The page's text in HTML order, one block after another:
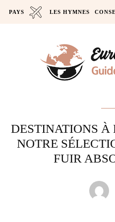
PAYS LES HYMNES
DESTINATIONS À
NOTRE
FUIR